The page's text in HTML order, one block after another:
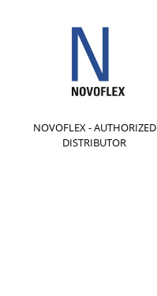
NOVOFLEX - AUTHORIZED
DISTRIBUTOR